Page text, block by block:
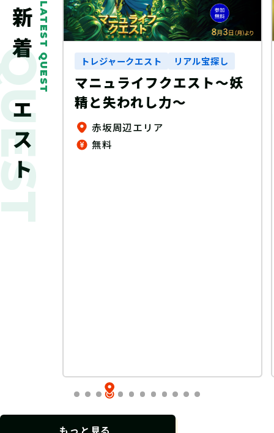
LATEST QUEST
新着クエスト
し
謎
ゆめタウン、ゆめマート、ゆめテラス、 ゆめシティ、ゆめモール店内（一部店舗除く）
トレジャークエスト リアル宝探し
マニュライフクエスト～妖
精と失われし力～
赤坂周辺エリア
無料
もっと見る